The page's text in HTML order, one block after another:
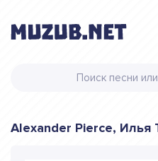
Alexander Pierce, Илья